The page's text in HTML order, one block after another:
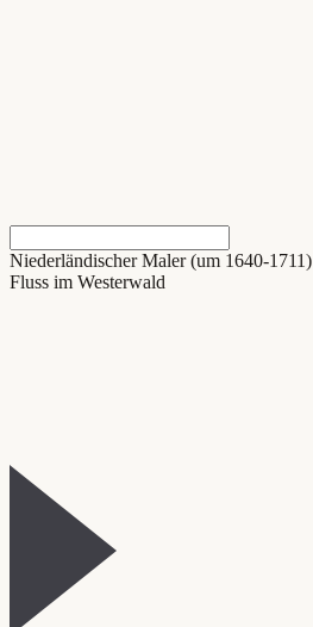
Niederländischer Maler (um 1640-1711)
Fluss im Westerwald